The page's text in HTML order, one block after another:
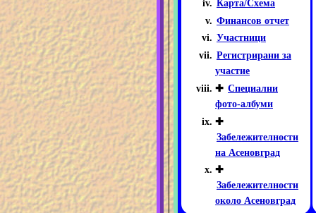
Карта/Схема
Финансов отчет
Участници
Регистрирани за
участие
✚ Специални
фото-албуми
✚
Забележителности
на Асеновград
✚
Забележителности
около Асеновград